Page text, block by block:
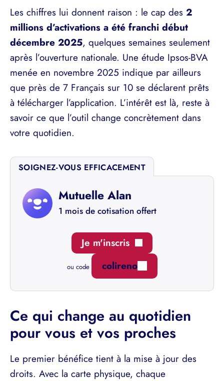
Les chiffres lui donnent raison : le cap des 2
millions d’activations a été franchi début
décembre 2025, quelques semaines seulement
après l’ouverture nationale. Une étude Ipsos-BVA
menée en novembre 2025 indique par ailleurs
que près de 7 Français sur 10 se déclarent prêts
à télécharger l’application. L’intérêt est là, reste à
savoir ce que l’outil change concrètement dans
votre quotidien.
SOIGNEZ-VOUS EFFICACEMENT
Mutuelle Alan
1 mois de cotisation offert
Je m'inscris
ou code colireno
Ce qui change au quotidien
pour vous et vos proches
Le premier bénéfice tient à la mise à jour des
droits. Avec la carte physique, chaque